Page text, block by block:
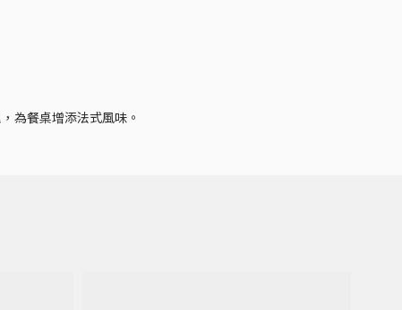
為餐桌增添法式風味。